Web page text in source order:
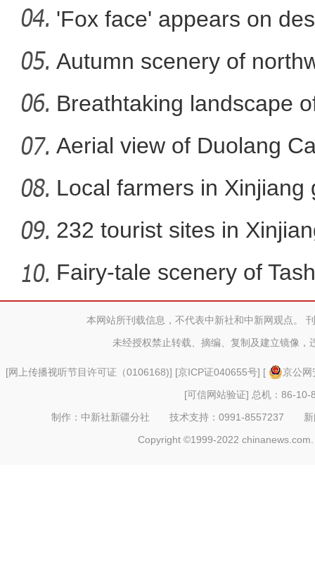
新疆实行“四类”药品
新疆昌吉市：朵朵棉
'Fox face' appears on
Autumn scenery of
Breathtaking landscape
Aerial view of Duolang
Local farmers in Xinjiang
232 tourist sites in
Fairy-tale scenery of
本网站所刊载信息，不代表中新社和中新网观点。
未经授权禁止转载、摘编、复制及建立镜像，
[网上传播视听节目许可证（0106168)] [京ICP证040655号] [
京公
[可信网站验证] 总机：86-10-
制作：中新社新疆分社 技术支持：0991-8557237
Copyright ©1999-2022